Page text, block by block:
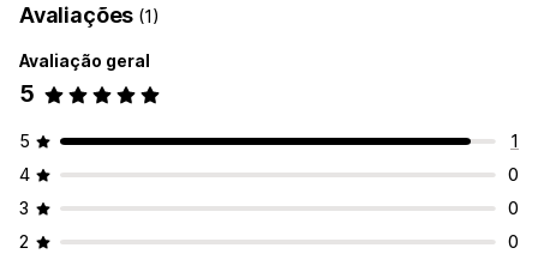
Avaliações (1)
Avaliação geral
5
5
1
4
0
3
0
2
0